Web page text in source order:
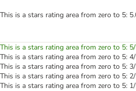
This is a stars rating area from zero to 5:
This is a stars rating area from zero to 5:
This is a stars rating area from zero to 5:
This is a stars rating area from zero to 5:
This is a stars rating area from zero to 5:
This is a stars rating area from zero to 5: